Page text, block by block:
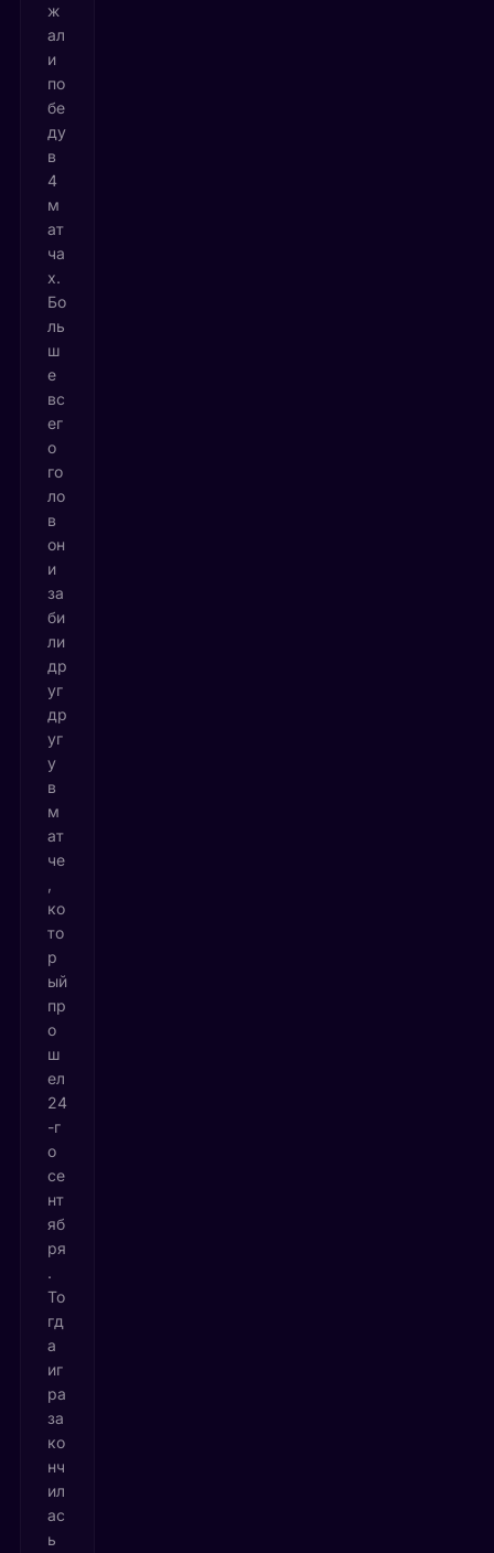
ж
ал
и
по
бе
ду
в
4
м
ат
ча
х.
Бо
ль
ш
е
вс
ег
о
го
ло
в
он
и
за
би
ли
др
уг
др
уг
у
в
м
ат
че
ко
то
р
ый
пр
о
ш
ел
24
-г
о
се
нт
яб
ря
.
То
гд
а
иг
ра
за
ко
нч
ил
ас
ь